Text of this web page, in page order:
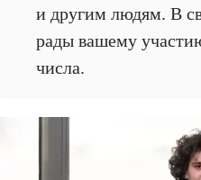
и другим людям. В
рады вашему
числа.